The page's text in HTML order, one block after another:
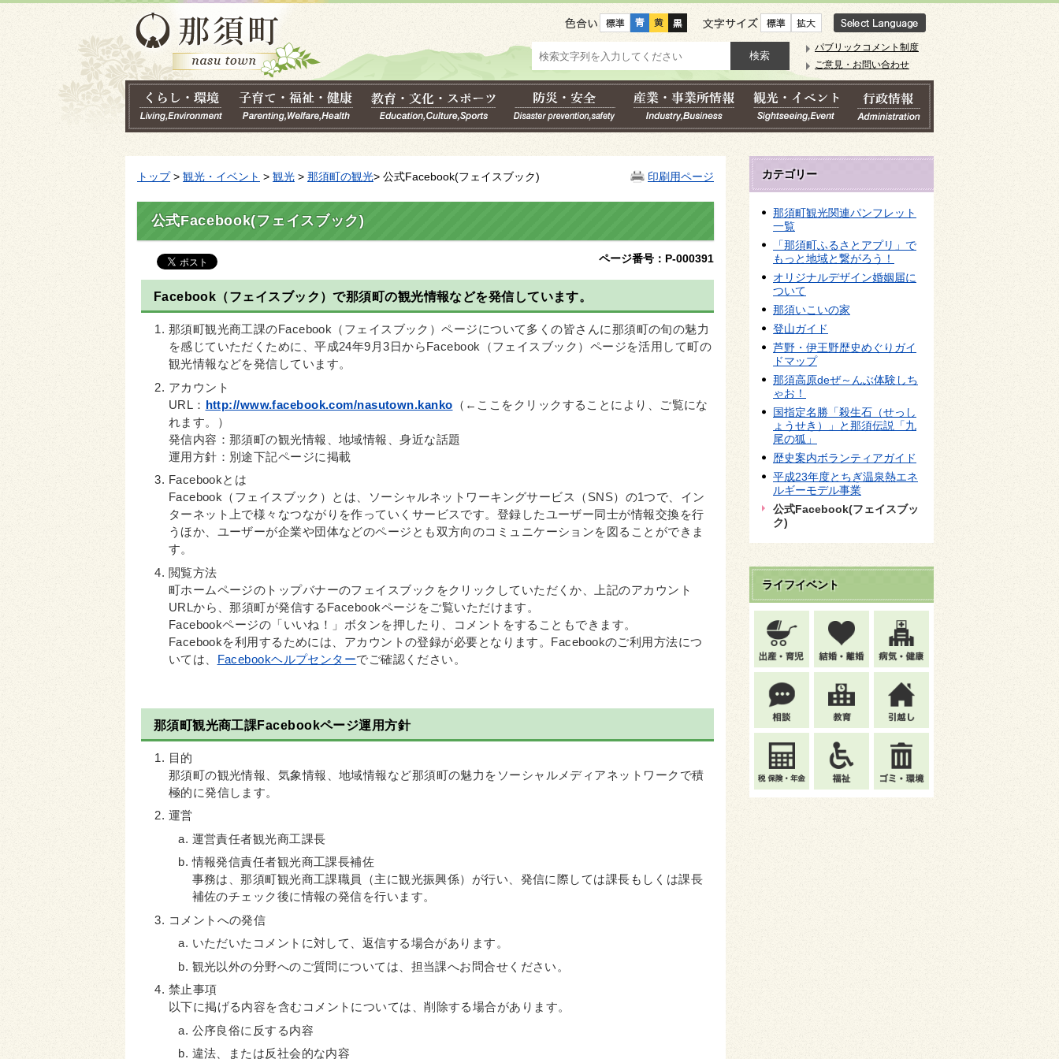
色合い 文字サイズ
パブリックコメント制度
ご意見・お問い合わせ
印刷用ページ
トップ> 観光・イベント > 観光 > 那須町の観光> 公式Facebook(フェイスブック)
公式Facebook(フェイスブック)
ページ番号：P-000391
Facebook（フェイスブック）で那須町の観光情報などを発信しています。
那須町観光商工課のFacebook（フェイスブック）ページについて多くの皆さんに那須町の旬の魅力
を感じていただくために、平成24年9月3日からFacebook（フェイスブック）ページを活用して町の
観光情報などを発信しています。
アカウント
URL：
http://www.facebook.com/nasutown.kanko （←ここをクリックすることにより、ご覧にな
れます。）
発信内容：那須町の観光情報、地域情報、身近な話題
運用方針：別途下記ページに掲載
Facebookとは
Facebook（フェイスブック）とは、ソーシャルネットワーキングサービス（SNS）の1つで、イン
ターネット上で様々なつながりを作っていくサービスです。登録したユーザー同士が情報交換を行
うほか、ユーザーが企業や団体などのページとも双方向のコミュニケーションを図ることができま
す。
閲覧方法
町ホームページのトップバナーのフェイスブックをクリックしていただくか、上記のアカウント
URLから、那須町が発信するFacebookページをご覧いただけます。
Facebookページの「いいね！」ボタンを押したり、コメントをすることもできます。
Facebookを利用するためには、アカウントの登録が必要となります。Facebookのご利用方法につ
いては、 Facebookヘルプセンターでご確認ください。
那須町観光商工課Facebookページ運用方針
目的
那須町の観光情報、気象情報、地域情報など那須町の魅力をソーシャルメディアネットワークで積
極的に発信します。
運営
運営責任者観光商工課長
情報発信責任者観光商工課長補佐
事務は、那須町観光商工課職員（主に観光振興係）が行い、発信に際しては課長もしくは課長
補佐のチェック後に情報の発信を行います。
コメントへの発信
いただいたコメントに対して、返信する場合があります。
観光以外の分野へのご質問については、担当課へお問合せください。
禁止事項
以下に掲げる内容を含むコメントについては、削除する場合があります。
公序良俗に反する内容
違法、または反社会的な内容
カテゴリー
那須町観光関連パンフレット
一覧
「那須町ふるさとアプリ」で
もっと地域と繋がろう！
オリジナルデザイン婚姻届に
ついて
那須いこいの家
登山ガイド
芦野・伊王野歴史めぐりガイ
ドマップ
那須高原deぜ～んぶ体験しち
ゃお！
国指定名勝「殺生石（せっし
ょうせき）」と那須伝説「九
尾の狐」
歴史案内ボランティアガイド
平成23年度とちぎ温泉熱エネ
ルギーモデル事業
公式Facebook(フェイスブッ
ク)
ライフイベント